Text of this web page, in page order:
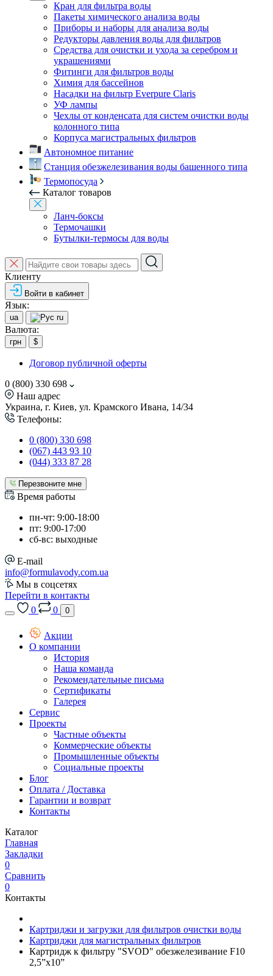
Кран для фильтра воды
Пакеты химического анализа воды
Приборы и наборы для анализа воды
Редукторы давления воды для фильтров
Средства для очистки и ухода за серебром и
украшениями
Фитинги для фильтров воды
Химия для бассейнов
Насадки на фильтр Everpure Claris
УФ лампы
Чехлы от конденсата для систем очистки воды
колонного типа
Корпуса магистральных фильтров
Автономное питание
Станция обезжелезивания воды башенного типа
Термопосуда
Каталог товаров
Ланч-боксы
Термочашки
Бутылки-термосы для воды
Клиенту
Войти в кабинет
Язык:
ua ru
Валюта:
грн $
Договор публичной оферты
0 (800) 330 698
Наш адрес
Украина, г. Киев, ул. Крамского Ивана, 14/34
Телефоны:
0 (800) 330 698
(067) 443 93 10
(044) 333 87 28
Перезвоните мне
Время работы
пн-чт: 9:00-18:00
пт: 9:00-17:00
сб-вс: выходные
E-mail
info@formulavody.com.ua
Мы в соцсетях
Перейти в контакты
0
0 0
Акции
О компании
История
Наша команда
Рекомендательные письма
Сертификаты
Галерея
Сервис
Проекты
Частные объекты
Коммерческие объекты
Промышленные объекты
Социальные проекты
Блог
Оплата / Доставка
Гарантии и возврат
Контакты
Каталог
Главная
Закладки
0
Сравнить
0
Контакты
Картриджи и загрузки для фильтров очистки воды
Картриджи для магистральных фильтров
Картридж к фильтру "SVOD" обезжелезивание F10
2,5”x10”